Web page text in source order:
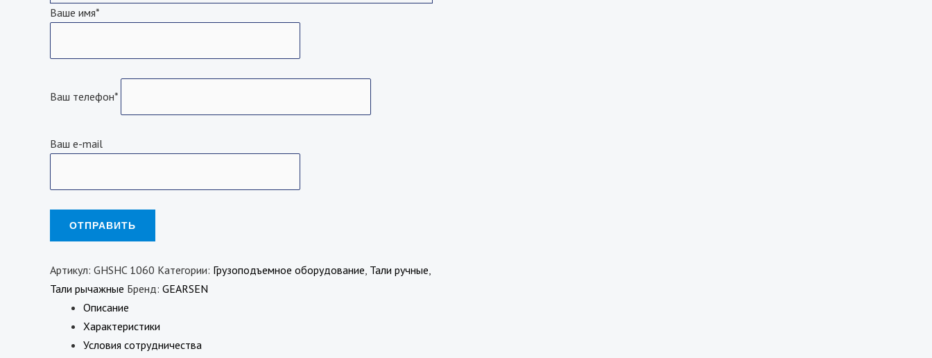
Ваше имя*
Ваш телефон*
Ваш e-mail
Артикул: GHSHC 1060 Категории: Грузоподъемное оборудование, Тали ручные,
Тали рычажные Бренд: GEARSEN
Описание
Характеристики
Условия сотрудничества